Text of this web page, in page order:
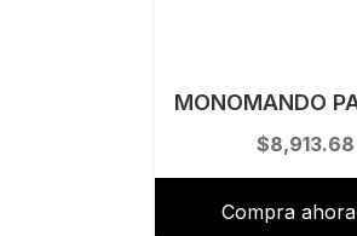
$8,913.68
Compra ahora